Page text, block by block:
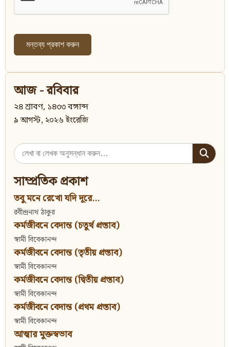
আজ - রবিবার
২৪ শ্রাবণ, ১৪৩৩ বঙ্গাব্দ
৯ আগস্ট, ২০২৬ ইংরেজি
Search
for:
সাম্প্রতিক প্রকাশ
তবু মনে রেখো যদি দূরে...
রবীন্দ্রনাথ ঠাকুর
কর্মজীবনে বেদান্ত (চতুর্থ প্রস্তাব)
স্বামী বিবেকানন্দ
কর্মজীবনে বেদান্ত (তৃতীয় প্রস্তাব)
স্বামী বিবেকানন্দ
কর্মজীবনে বেদান্ত (দ্বিতীয় প্রস্তাব)
স্বামী বিবেকানন্দ
কর্মজীবনে বেদান্ত (প্রথম প্রস্তাব)
স্বামী বিবেকানন্দ
আত্মার মুক্তস্বভাব